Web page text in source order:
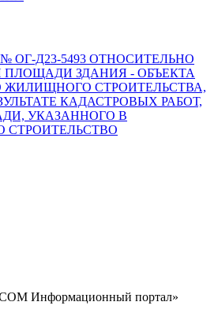
№ ОГ-Д23-5493 ОТНОСИТЕЛЬНО
ПЛОЩАДИ ЗДАНИЯ - ОБЪЕКТА
ЖИЛИЩНОГО СТРОИТЕЛЬСТВА,
КАДАСТРОВЫХ РАБОТ,
УКАЗАННОГО В
СТРОИТЕЛЬСТВО
Информационный портал»